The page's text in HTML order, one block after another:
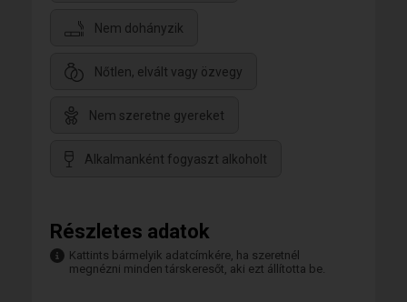
Nem dohányzik
Nőtlen, elvált vagy özvegy
Nem szeretne gyereket
Alkalmanként fogyaszt alkoholt
Részletes adatok
Kattints bármelyik adatcímkére, ha szeretnél
megnézni minden társkeresőt, aki ezt állította be.